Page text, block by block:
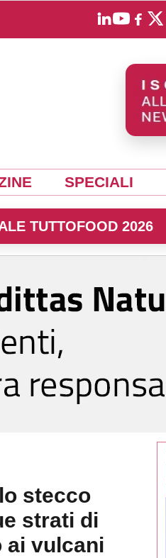
SPECIALI
TUTTOFOOD 2026
stecco
strati di
ai vulcani